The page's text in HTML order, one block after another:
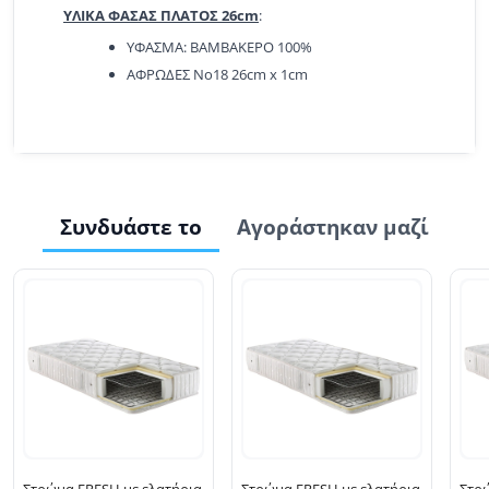
ΥΛΙΚΑ ΦΑΣΑΣ ΠΛΑΤΟΣ 26cm:
ΥΦΑΣΜΑ: ΒΑΜΒΑΚΕΡΟ 100%
ΑΦΡΩΔΕΣ Νο18 26cm x 1cm
Συνδυάστε το Αγοράστηκαν μαζί